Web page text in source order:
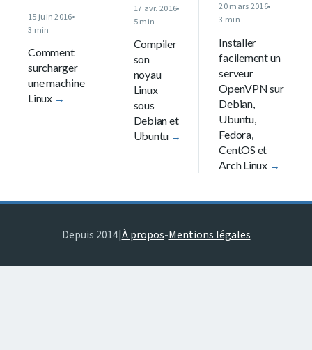
15 juin 2016
3 min
Comment
surcharger
une machine
Linux
17 avr. 2016
5 min
Compiler
son
noyau
Linux
sous
Debian et
Ubuntu
20 mars 2016
3 min
Installer
facilement un
serveur
OpenVPN sur
Debian,
Ubuntu,
Fedora,
CentOS et
Arch Linux
Depuis 2014|À propos-Mentions légales